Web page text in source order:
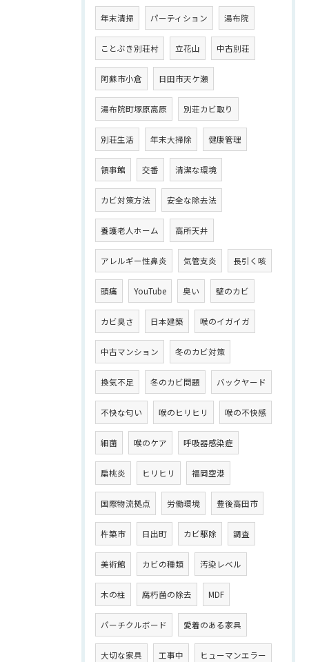
年末清掃 パーティション 湯布院
ことぶき別荘村 立花山 中古別荘
阿蘇市小倉 日田市天ケ瀬
湯布院町塚原高原 別荘カビ取り
別荘生活 年末大掃除 健康管理
領事館 交番 清潔な環境
カビ対策方法 安全な除去法
養護老人ホーム 高所天井
アレルギー性鼻炎 気管支炎 長引く咳
頭痛 YouTube 臭い 壁のカビ
カビ臭さ 日本建築 喉のイガイガ
中古マンション 冬のカビ対策
換気不足 冬のカビ問題 バックヤード
不快な匂い 喉のヒリヒリ 喉の不快感
細菌 喉のケア 呼吸器感染症
扁桃炎 ヒリヒリ 福岡空港
国際物流拠点 労働環境 豊後高田市
杵築市 日出町 カビ駆除 調査
美術館 カビの種類 汚染レベル
木の柱 腐朽菌の除去 MDF
パーチクルボード 愛着のある家具
大切な家具 工事中 ヒューマンエラー